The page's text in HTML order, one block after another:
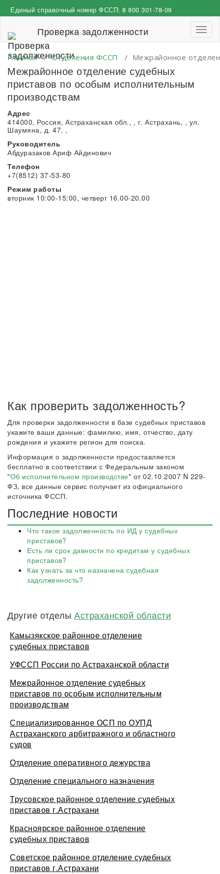
к
Единый справочный номер ФССП: 8 800 301-78-09
Проверка задолженности
Главная/Отделения ФССП / Межрайонное
Межрайонное отделение судебных
приставов по особым исполнительным
производствам
Адрес
414000, Россия, Астраханская обл., , г. Астрахань, , ул.
Шаумяна, д. 47, ,
Руководитель
Абдуразаков Ариф Айдинович
Телефон
+7(8512) 37-53-80
Режим работы
вторник 10:00-15:00, четверг 16.00-20.00
Как проверить задолженность?
Для проверки задолженности в базе судебных приставов
укажите ваши данные: фамилию, имя, отчество, дату
рождения и укажите регион для поиска.
Информация о задолженности предоставляется
бесплатно в соответствии с Федеральным законом
"Об исполнительном производстве" от 02.10.2007 N 229-
ФЗ, все данные сервис получает из официального
источника ФССП.
Последние новости
Что такое задолженность по ИД у судебных
приставов?
Есть ли срок давности по кредитам у судебных
приставов?
Как узнать за что назначена судебная
задолженность?
Другие отделы Астраханской области
Камызякское районное отделение
судебных приставов
УФССП России по Астраханской области
Межрайонное отделение судебных
приставов по особым исполнительным
производствам
Специализированное ОСП по ОУПД
Астраханского арбитражного и областного
судов
Отделение оперативного дежурства
Отделение специального назначения
Трусовское районное отделение судебных
приставов г.Астрахани
Красноярское районное отделение
судебных приставов
Советское районное отделение судебных
приставов г.Астрахани